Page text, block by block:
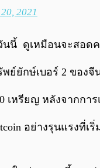
2021
นี้ ดูเหมือนจะสอด
ยักษ์เบอร์ 2 ของจีน
เหรียญ หลังจากกา
อย่างรุนแรง